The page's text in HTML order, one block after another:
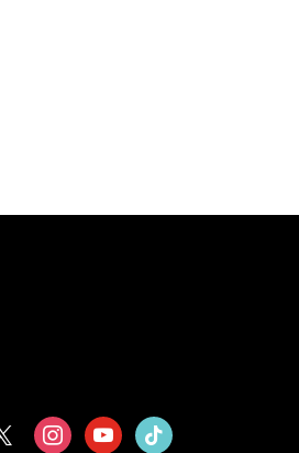
instagramyoutubetiktok